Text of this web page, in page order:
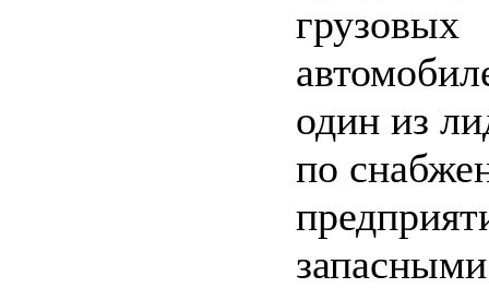
грузовых
один из
по
запасными